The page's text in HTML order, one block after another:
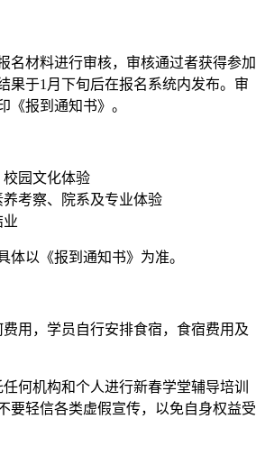
名材料进行审核，审核通过者获得参加
果于1月下旬后在报名系统内发布。审
《报到通知书》。
校园文化体验
养考察、院系及专业体验
业
体以《报到通知书》为准。
用，学员自行安排食宿，食宿费用及
何机构和个人进行新春学堂辅导培训
要轻信各类虚假宣传，以免自身权益受